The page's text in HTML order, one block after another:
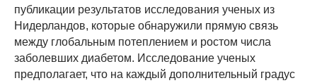
публикации результатов исследования ученых из
Нидерландов, которые обнаружили прямую связь
между глобальным потеплением и ростом числа
заболевших диабетом. Исследование ученых
предполагает, что на каждый дополнительный градус